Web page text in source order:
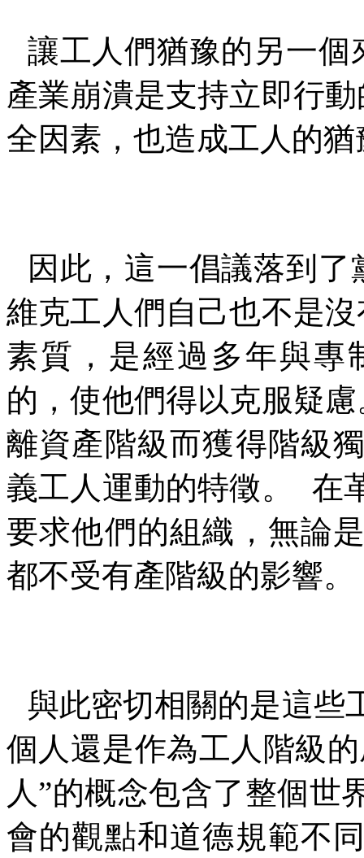
讓工人們猶豫的另一
產業崩潰是支持立即行
全因素，也造成工人的
因此，這一倡議落到了
維克工人們自己也不是
素質，是經過多年與專
的，使他們得以克服疑
離資產階級而獲得階級
義工人運動的特徵。
在
要求他們的組織，無論
都不受有產階級的影響。
與此密切相關的是這些
個人還是作為工人階級
人”的概念包含了整個世
會的觀點和道德規範不